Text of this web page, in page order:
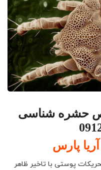
حشره شناسی
آریا پارس
پوستی با تاخیر ظاهر